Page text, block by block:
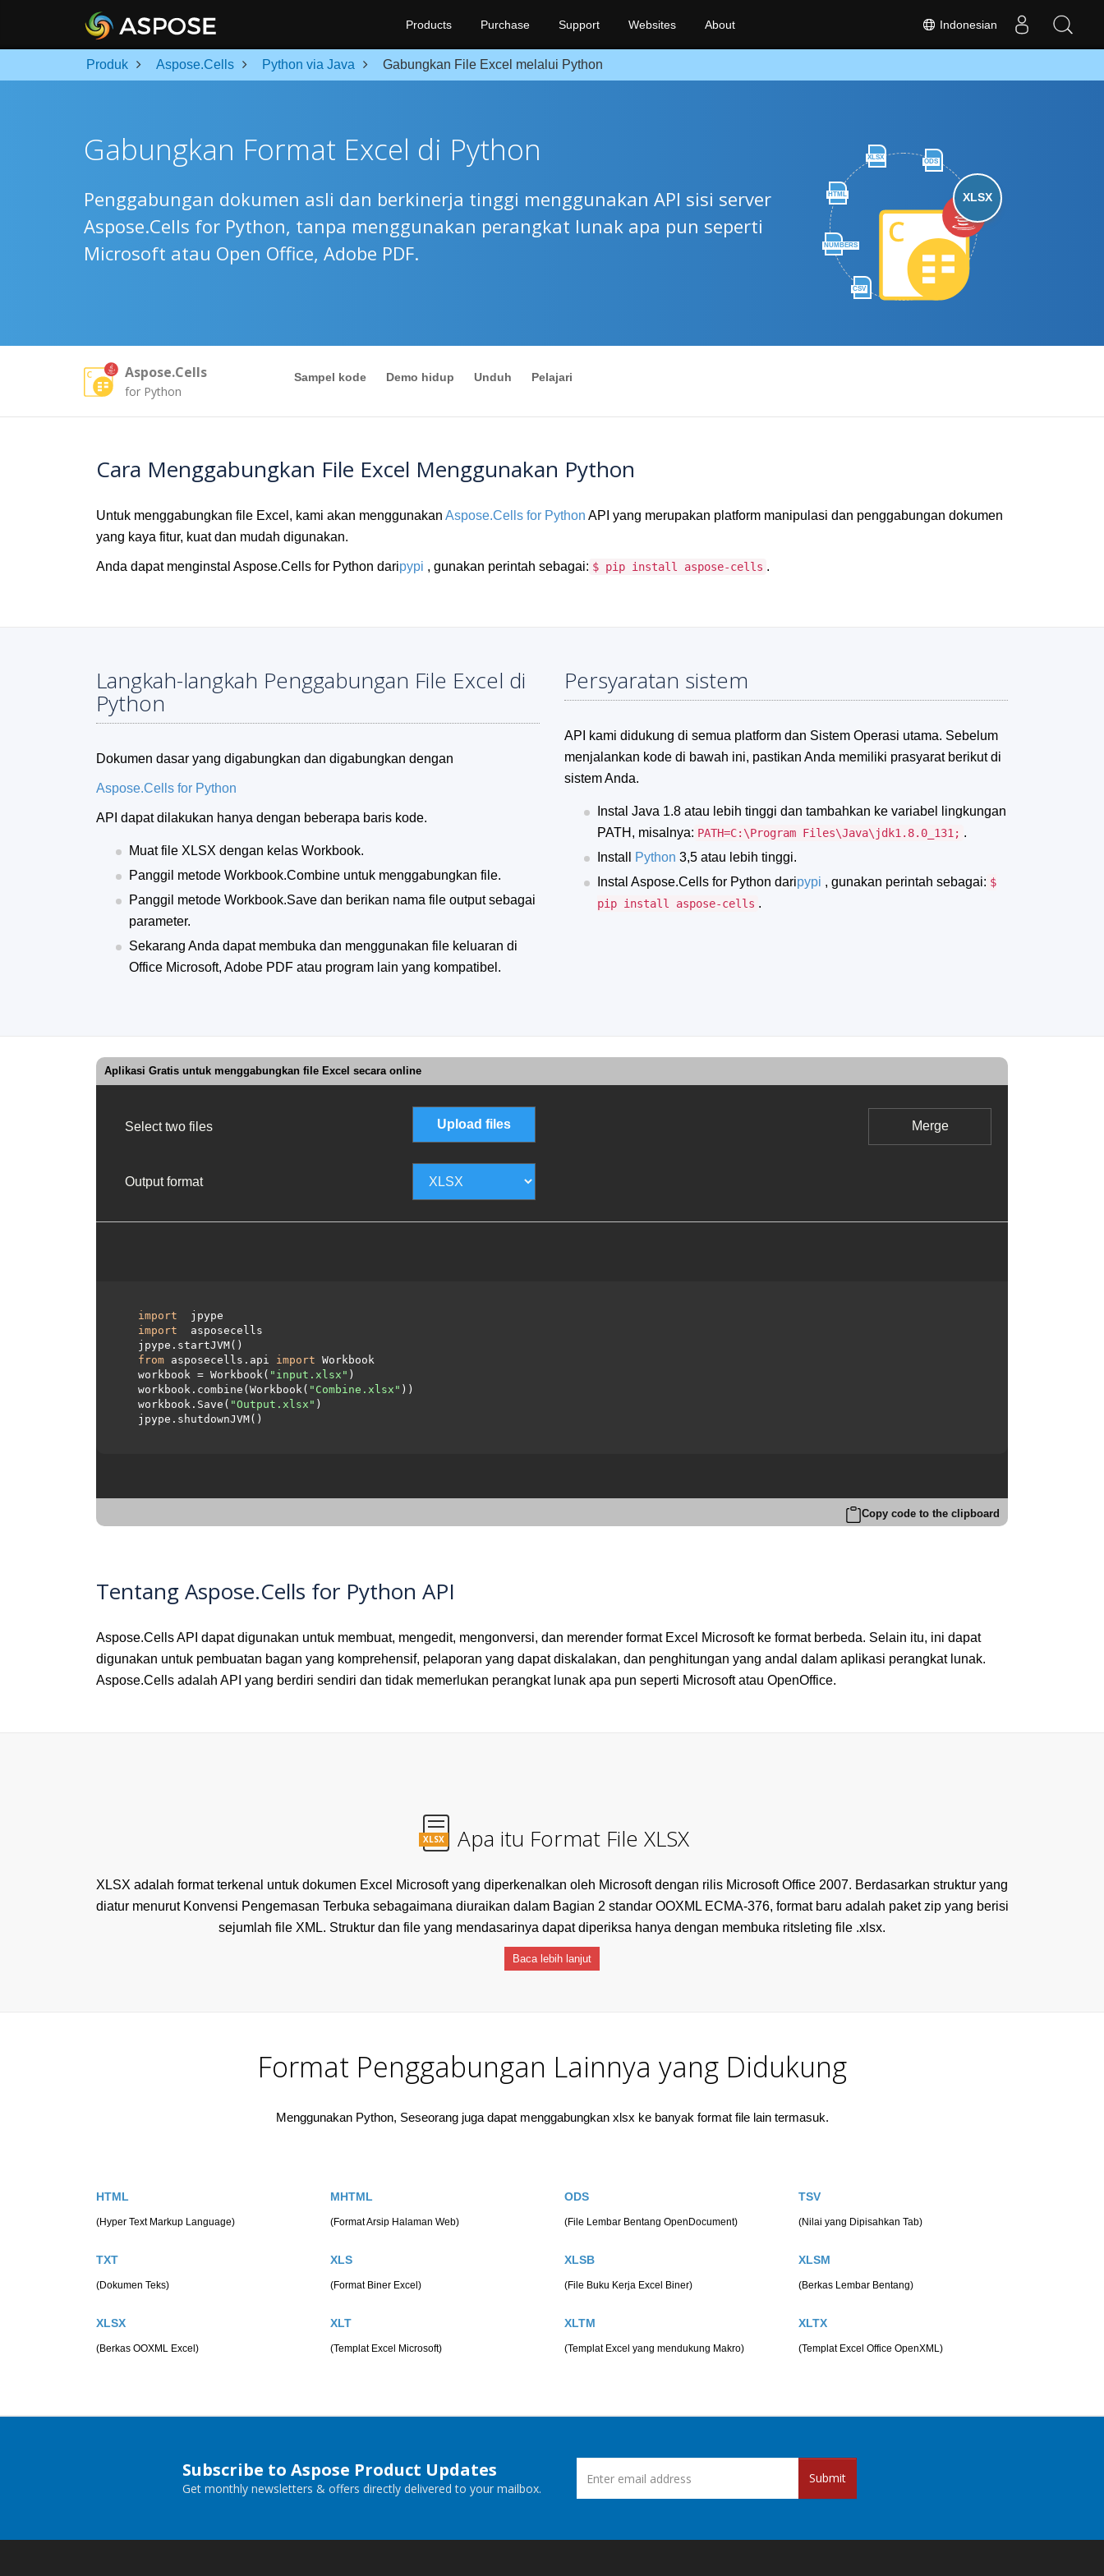
Indonesian
Products Purchase Support Websites About
Produk Aspose.Cells Python via Java Gabungkan File Excel melalui Python
XLSX
ODS
HTML
NUMBERS
CSV
XLSX
Gabungkan Format Excel di Python
Penggabungan dokumen asli dan berkinerja tinggi menggunakan API sisi server
Aspose.Cells for Python, tanpa menggunakan perangkat lunak apa pun seperti
Microsoft atau Open Office, Adobe PDF.
Aspose.Cells
for Python
Sampel kode Demo hidup Unduh Pelajari
Cara Menggabungkan File Excel Menggunakan Python
Untuk menggabungkan file Excel, kami akan menggunakan Aspose.Cells for Python API yang merupakan platform manipulasi dan penggabungan dokumen
yang kaya fitur, kuat dan mudah digunakan.
Anda dapat menginstal Aspose.Cells for Python daripypi , gunakan perintah sebagai: $ pip install aspose-cells .
Langkah-langkah Penggabungan File Excel di
Python
Dokumen dasar yang digabungkan dan digabungkan dengan
Aspose.Cells for Python
API dapat dilakukan hanya dengan beberapa baris kode.
Muat file XLSX dengan kelas Workbook.
Panggil metode Workbook.Combine untuk menggabungkan file.
Panggil metode Workbook.Save dan berikan nama file output sebagai
parameter.
Sekarang Anda dapat membuka dan menggunakan file keluaran di
Office Microsoft, Adobe PDF atau program lain yang kompatibel.
Persyaratan sistem
API kami didukung di semua platform dan Sistem Operasi utama. Sebelum
menjalankan kode di bawah ini, pastikan Anda memiliki prasyarat berikut di
sistem Anda.
Instal Java 1.8 atau lebih tinggi dan tambahkan ke variabel lingkungan
PATH, misalnya: PATH=C:\Program Files\Java\jdk1.8.0_131; .
Install
Python 3,5 atau lebih tinggi.
Instal Aspose.Cells for Python daripypi , gunakan perintah sebagai: $
pip install aspose-cells .
Aplikasi Gratis untuk menggabungkan file Excel secara online
Select two files Upload files Merge
Output format
import
jpype
import
asposecells
from asposecells.api import Workbook
  workbook = Workbook(
"input.xlsx" )
  workbook.combine(Workbook(
"Combine.xlsx" ))
  workbook.Save(
"Output.xlsx" )
Copy code to the clipboard
Tentang Aspose.Cells for Python API
Aspose.Cells API dapat digunakan untuk membuat, mengedit, mengonversi, dan merender format Excel Microsoft ke format berbeda. Selain itu, ini dapat
digunakan untuk pembuatan bagan yang komprehensif, pelaporan yang dapat diskalakan, dan penghitungan yang andal dalam aplikasi perangkat lunak.
Aspose.Cells adalah API yang berdiri sendiri dan tidak memerlukan perangkat lunak apa pun seperti Microsoft atau OpenOffice.
XLSX Apa itu Format File XLSX
XLSX adalah format terkenal untuk dokumen Excel Microsoft yang diperkenalkan oleh Microsoft dengan rilis Microsoft Office 2007. Berdasarkan struktur yang
diatur menurut Konvensi Pengemasan Terbuka sebagaimana diuraikan dalam Bagian 2 standar OOXML ECMA-376, format baru adalah paket zip yang berisi
sejumlah file XML. Struktur dan file yang mendasarinya dapat diperiksa hanya dengan membuka ritsleting file .xlsx.
Baca lebih lanjut
Format Penggabungan Lainnya yang Didukung
Menggunakan Python, Seseorang juga dapat menggabungkan xlsx ke banyak format file lain termasuk.
HTML
(Hyper Text Markup Language)
MHTML
(Format Arsip Halaman Web)
ODS
(File Lembar Bentang OpenDocument)
TSV
(Nilai yang Dipisahkan Tab)
TXT
(Dokumen Teks)
XLS
(Format Biner Excel)
XLSB
(File Buku Kerja Excel Biner)
XLSM
(Berkas Lembar Bentang)
XLSX
(Berkas OOXML Excel)
XLT
(Templat Excel Microsoft)
XLTM
(Templat Excel yang mendukung Makro)
XLTX
(Templat Excel Office OpenXML)
Subscribe to Aspose Product Updates
Get monthly newsletters & offers directly delivered to your mailbox.
Submit